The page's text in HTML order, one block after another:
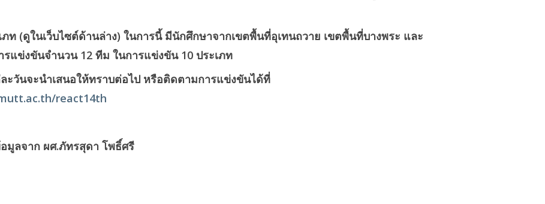
ท (ดูในเว็บไซต์ด้านล่าง) ในการนี้ มีนักศึกษาจากเขตพื้นที่อุเทนถวาย เขตพื้นที่บางพระ และ
รแข่งขันจำนวน 12 ทีม ในการแข่งขัน 10 ประเภท
ะวันจะนำเสนอให้ทราบต่อไป หรือติดตามการแข่งขันได้ที่
react14th
ลจาก ผศ.ภัทรสุดา โพธิ์ศรี